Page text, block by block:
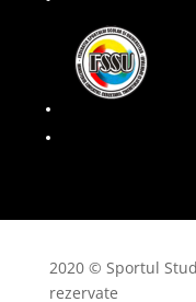
2020 © Sportul
rezervate